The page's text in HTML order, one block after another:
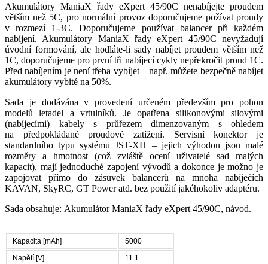
Akumulátory ManiaX řady eXpert 45/90C nenabíjejte proudem
větším než 5C, pro normální provoz doporučujeme požívat proudy
v rozmezí 1-3C. Doporučujeme používat balancer při každém
nabíjení. Akumulátory ManiaX řady eXpert 45/90C nevyžadují
úvodní formování, ale hodláte-li sady nabíjet proudem větším než
1C, doporučujeme pro první tři nabíjecí cykly nepřekročit proud 1C.
Před nabíjením je není třeba vybíjet – např. můžete bezpečně nabíjet
akumulátory vybité na 50%.
Sada je dodávána v provedení určeném především pro pohon
modelů letadel a vrtulníků. Je opatřena silikonovými silovými
(nabíjecími) kabely s průřezem dimenzovaným s ohledem
na předpokládané proudové zatížení. Servisní konektor je
standardního typu systému JST-XH – jejich výhodou jsou malé
rozměry a hmotnost (což zvláště ocení uživatelé sad malých
kapacit), mají jednoduché zapojení vývodů a dokonce je možno je
zapojovat přímo do zásuvek balancerů na mnoha nabíječích
KAVAN, SkyRC, GT Power atd. bez použití jakéhokoliv adaptéru.
Sada obsahuje: Akumulátor ManiaX řady eXpert 45/90C, návod.
Kapacita [mAh]
5000
Napětí [V]
11.1